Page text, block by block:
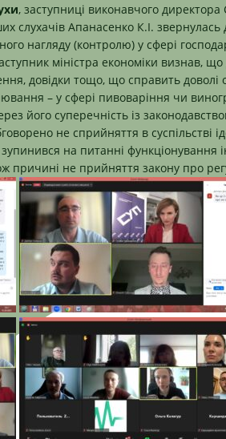
, заступниці виконавчого директора
слухачів Апанасенко К.І.
нагляду (контролю) у сфері
міністра економіки визнав,
довідки тощо, що справить
– у сфері пивоваріння чи
його суперечність із
не сприйняття в суспільстві
зупинився на питанні функціонування
причині не прийняття закону про